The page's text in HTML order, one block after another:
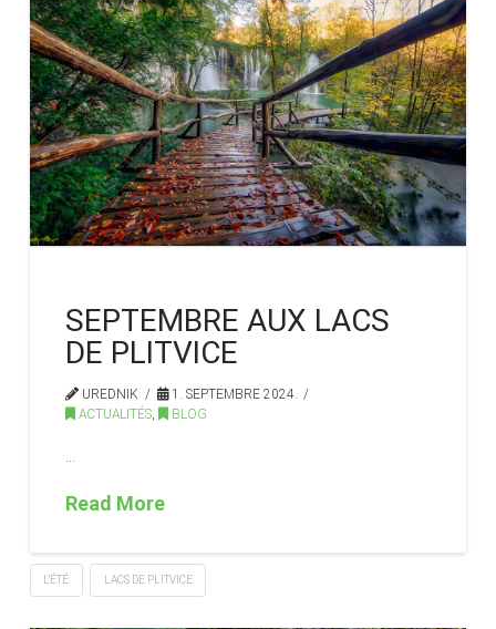
SEPTEMBRE AUX LACS
DE PLITVICE
UREDNIK
1. SEPTEMBRE 2024.
ACTUALITÉS, BLOG
Read More
L’ÉTÉ LACS DE PLITVICE